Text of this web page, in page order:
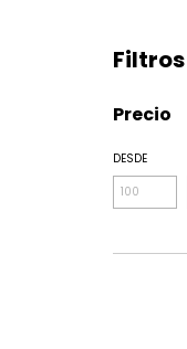
Filtros
Precio
DESDE